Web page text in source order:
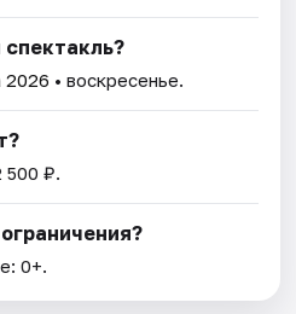
2026 • воскресенье.
500 ₽.
0+.